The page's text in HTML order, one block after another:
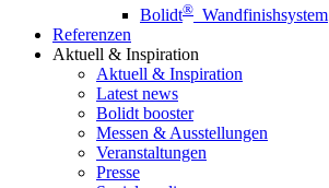
Bolidt® Wandfinishsystem
Referenzen
Aktuell & Inspiration
Aktuell & Inspiration
Latest news
Bolidt booster
Messen & Ausstellungen
Veranstaltungen
Presse